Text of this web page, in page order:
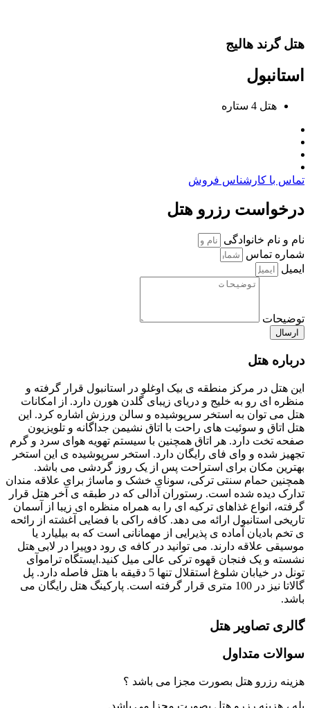
هتل گرند هالیج
استانبول
هتل 4 ستاره
تماس با کارشناس فروش
درخواست رزرو هتل
نام و نام خانوادگی
شماره تماس
ایمیل
توضیحات
ارسال
درباره هتل
این هتل در مرکز منطقه ی بیک اوغلو در استانبول قرار گرفته و
منظره ای رو به خلیج و دریای زیبای گلدن هورن دارد. از امکانات
هتل می توان به استخر سرپوشیده و سالن ورزش اشاره کرد. این
هتل اتاق و سوئیت های راحت با اتاق نشیمن جداگانه و تلویزیون
صفحه تخت دارد. هر اتاق همچنین با سیستم تهویه هوای سرد و گرم
تجهیز شده و وای فای رایگان دارد. استخر سرپوشیده ی این استخر
بهترین مکان برای استراحت پس از یک روز گردشی می باشد.
همچنین حمام سنتی ترکی، سونای خشک و ماساژ برای علاقه مندان
تدارک دیده شده است. رستوران آدالی که در طبقه ی آخر هتل قرار
گرفته، انواع غذاهای ترکیه ای را به همراه منظره ای زیبا از آسمان
تاریخی استانبول ارائه می دهد. کافه راکی با فضایی آغشته از رائحه
ی تخم بادیان آماده ی پذیرایی از مهمانانی است که به بیلیارد یا
موسیقی علاقه دارند. می توانید در کافه ی رود دوپیرا در لابی هتل
نشسته و یک فنجان قهوه ترکی عالی میل کنید.ایستگاه تراموآی
تونل در خیابان شلوغ استقلال تنها 5 دقیقه با هتل فاصله دارد. پل
گالاتا نیز در 100 متری قرار گرفته است. پارکینگ هتل رایگان می
باشد.
گالری تصاویر هتل
سوالات متداول
هزینه رزرو هتل بصورت مجزا می باشد ؟
بله ، هزینه رزرو هتل بصورت مجزا می باشد.